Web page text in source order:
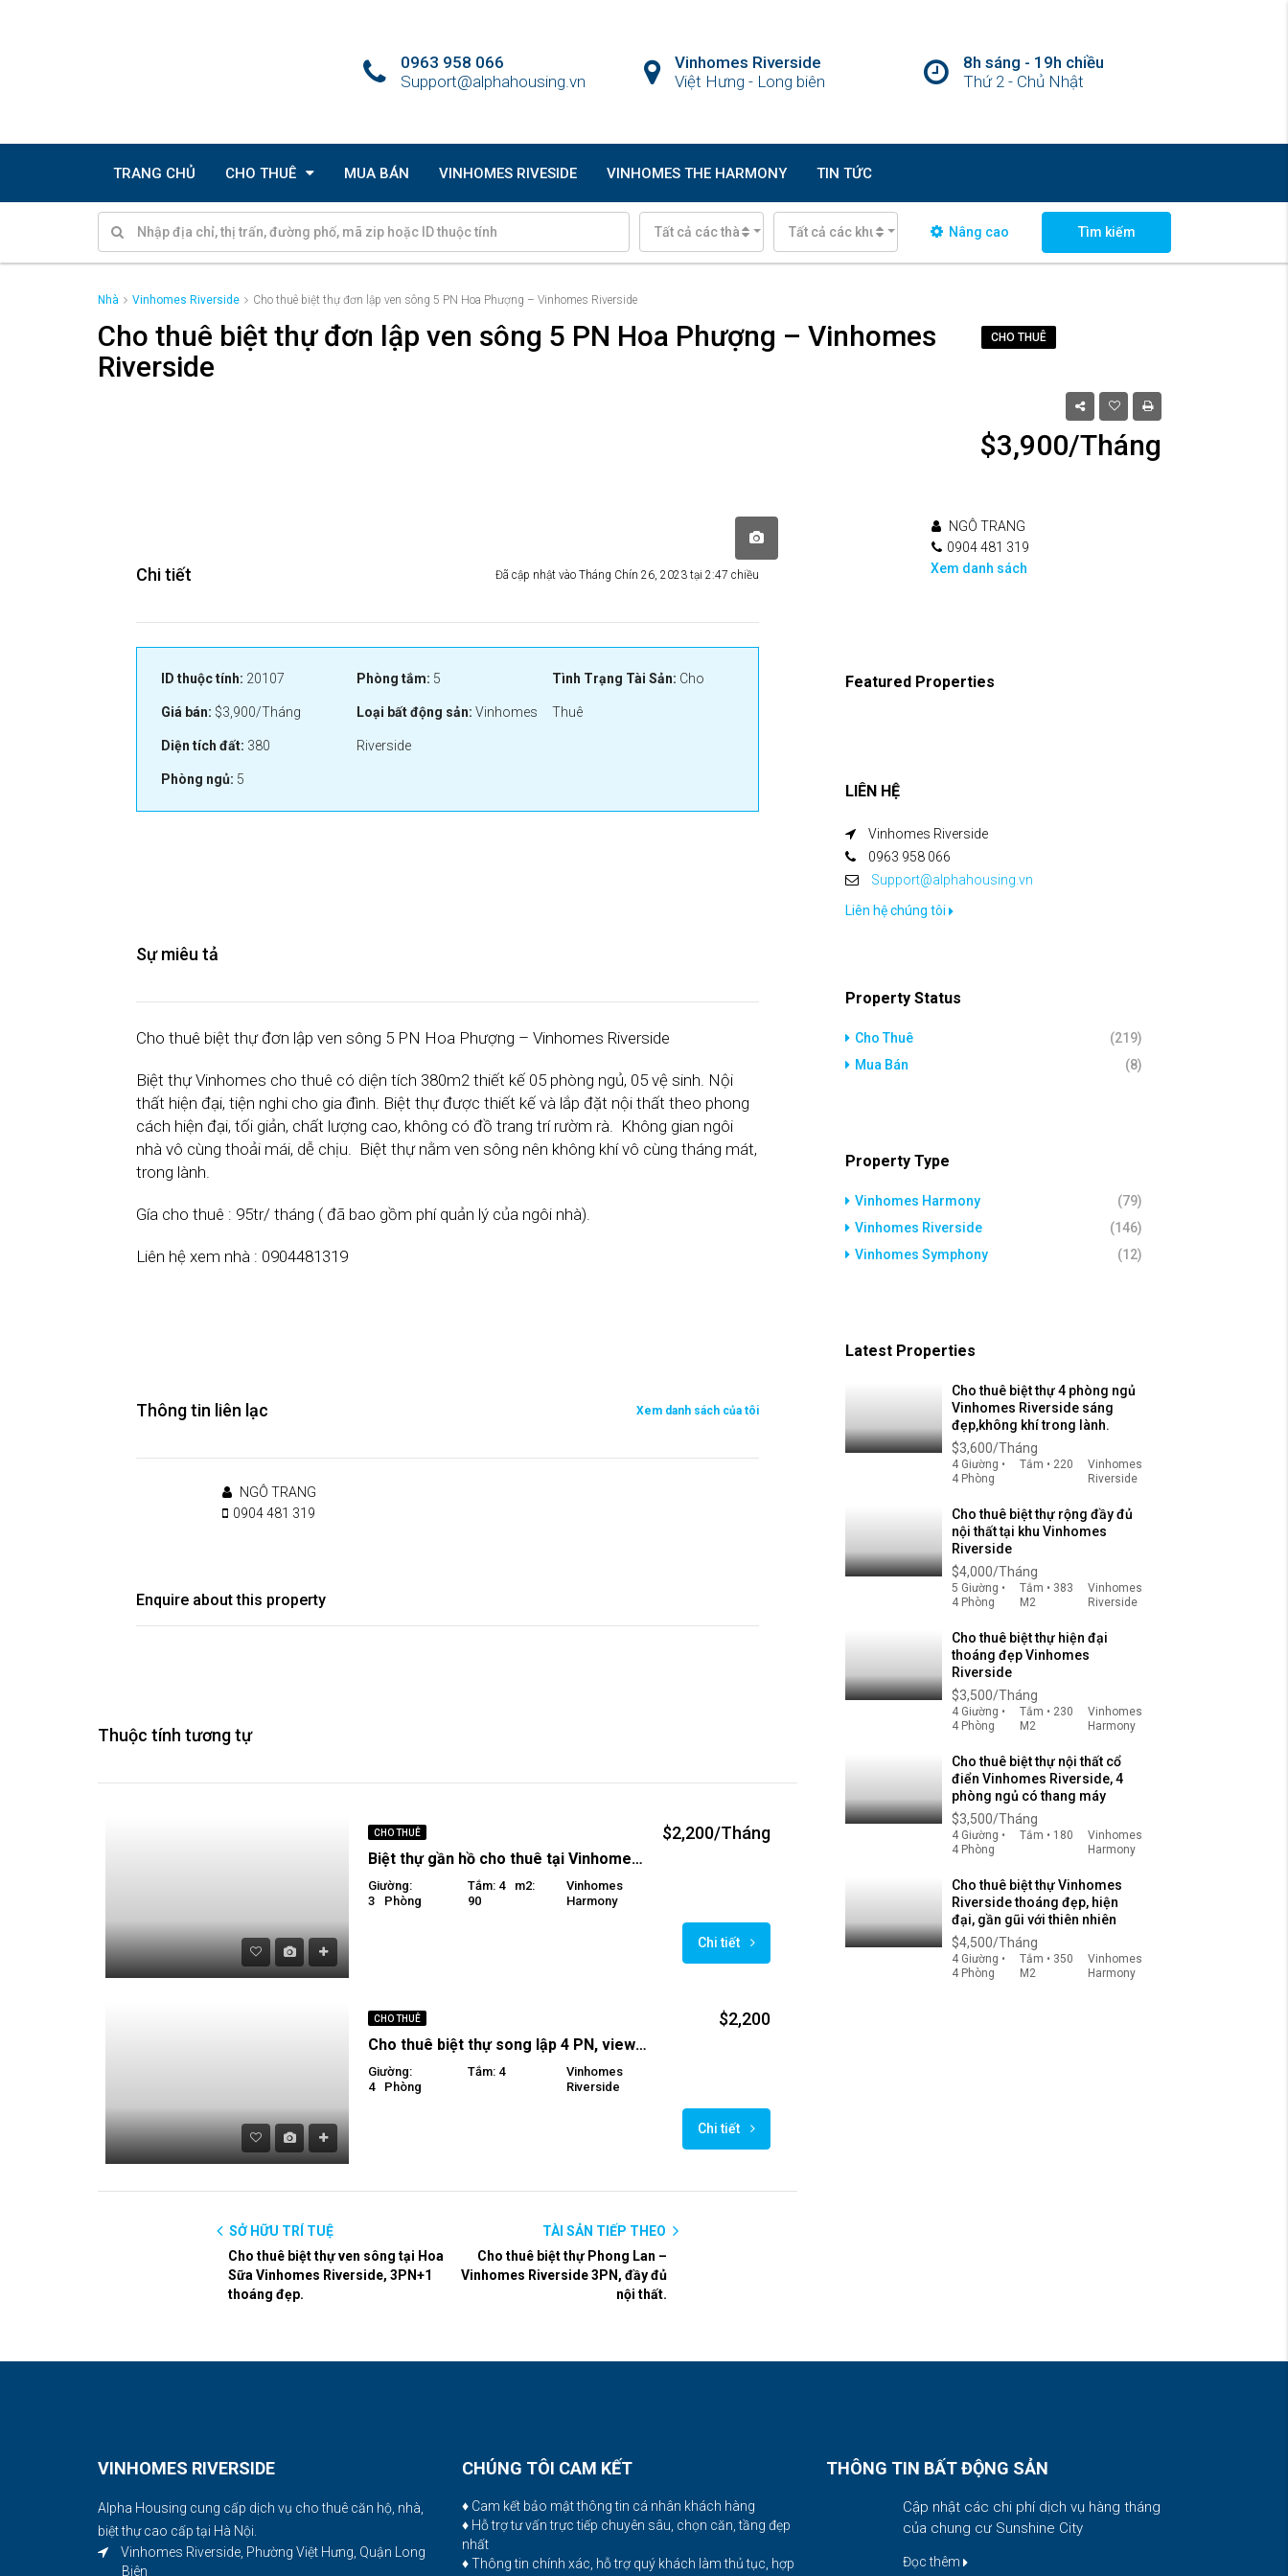
8h sáng - 19h chiều
Thứ 2 - Chủ Nhật
Vinhomes Riverside
Việt Hưng - Long biên
0963 958 066
Support@alphahousing.vn
TRANG CHỦ CHO THUÊ MUA BÁN VINHOMES RIVESIDE VINHOMES THE HARMONY TIN TỨC
Tất cả các thành phố Tất cả các khu vực Nâng cao Tìm kiếm
Nhà Vinhomes Riverside Cho thuê biệt thự đơn lập ven sông 5 PN Hoa Phượng – Vinhomes Riverside
Cho thuê biệt thự đơn lập ven sông 5 PN Hoa Phượng – Vinhomes
Riverside
CHO THUÊ
$3,900/Tháng
Chi tiết Đã cập nhật vào Tháng Chín 26, 2023 tại 2:47 chiều
ID thuộc tính: 20107
Giá bán: $3,900/Tháng
Diện tích đất: 380
Phòng ngủ: 5
Phòng tắm: 5
Loại bất động sản: Vinhomes
Riverside
Tình Trạng Tài Sản: Cho
Thuê
Sự miêu tả
Cho thuê biệt thự đơn lập ven sông 5 PN Hoa Phượng – Vinhomes Riverside
Biệt thự Vinhomes cho thuê có diện tích 380m2 thiết kế 05 phòng ngủ, 05 vệ sinh. Nội
thất hiện đại, tiện nghi cho gia đình. Biệt thự được thiết kế và lắp đặt nội thất theo phong
cách hiện đại, tối giản, chất lượng cao, không có đồ trang trí rườm rà. Không gian ngôi
nhà vô cùng thoải mái, dễ chịu. Biệt thự nằm ven sông nên không khí vô cùng tháng mát,
trong lành.
Gía cho thuê : 95tr/ tháng ( đã bao gồm phí quản lý của ngôi nhà).
Liên hệ xem nhà : 0904481319
Thông tin liên lạc Xem danh sách của tôi
NGÔ TRANG
0904 481 319
Enquire about this property
Thuộc tính tương tự
CHO THUÊ
Biệt thự gần hồ cho thuê tại Vinhomes Harmony
Giường:
3
Phòng
Tắm: 4
M2:
90
Vinhomes
Harmony
$2,200/Tháng
Chi tiết
CHO THUÊ
Cho thuê biệt thự song lập 4 PN, view sông tại Vinhomes Riverside Hoa Lan.
Giường:
4
Phòng
Tắm: 4
Vinhomes
Riverside
$2,200
Chi tiết
SỞ HỮU TRÍ TUỆ
Cho thuê biệt thự ven sông tại Hoa
Sữa Vinhomes Riverside, 3PN+1
thoáng đẹp.
TÀI SẢN TIẾP THEO
Cho thuê biệt thự Phong Lan –
Vinhomes Riverside 3PN, đầy đủ
nội thất.
NGÔ TRANG
0904 481 319
Xem danh sách
Featured Properties
LIÊN HỆ
Vinhomes Riverside
0963 958 066
Support@alphahousing.vn
Liên hệ chúng tôi
Property Status
Cho Thuê
(219)
Mua Bán
(8)
Property Type
Vinhomes Harmony
(79)
Vinhomes Riverside
(146)
Vinhomes Symphony
(12)
Latest Properties
Cho thuê biệt thự 4 phòng ngủ
Vinhomes Riverside sáng
đẹp,không khí trong lành.
$3,600/Tháng
4 Giường •
4 Phòng
Tắm • 220
Vinhomes
Riverside
Cho thuê biệt thự rộng đầy đủ
nội thất tại khu Vinhomes
Riverside
$4,000/Tháng
5 Giường •
4 Phòng
Tắm • 383
M2
Vinhomes
Riverside
Cho thuê biệt thự hiện đại
thoáng đẹp Vinhomes
Riverside
$3,500/Tháng
4 Giường •
4 Phòng
Tắm • 230
M2
Vinhomes
Harmony
Cho thuê biệt thự nội thất cổ
điển Vinhomes Riverside, 4
phòng ngủ có thang máy
$3,500/Tháng
4 Giường •
4 Phòng
Tắm • 180
Vinhomes
Harmony
Cho thuê biệt thự Vinhomes
Riverside thoáng đẹp, hiện
đại, gần gũi với thiên nhiên
$4,500/Tháng
4 Giường •
4 Phòng
Tắm • 350
M2
Vinhomes
Harmony
VINHOMES RIVERSIDE
Alpha Housing cung cấp dịch vụ cho thuê căn hộ, nhà,
biệt thự cao cấp tại Hà Nội.
Vinhomes Riverside, Phường Việt Hưng, Quận Long
Biên
CHÚNG TÔI CAM KẾT
♦ Cam kết bảo mật thông tin cá nhân khách hàng
♦ Hỗ trợ tư vấn trực tiếp chuyên sâu, chọn căn, tầng đẹp
nhất
♦ Thông tin chính xác, hỗ trợ quý khách làm thủ tục, hợp
THÔNG TIN BẤT ĐỘNG SẢN
Cập nhật các chi phí dịch vụ hàng tháng
của chung cư Sunshine City
Đọc thêm